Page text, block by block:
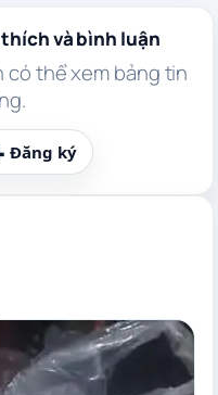
và bình luận
có thể xem bảng tin
Đăng ký